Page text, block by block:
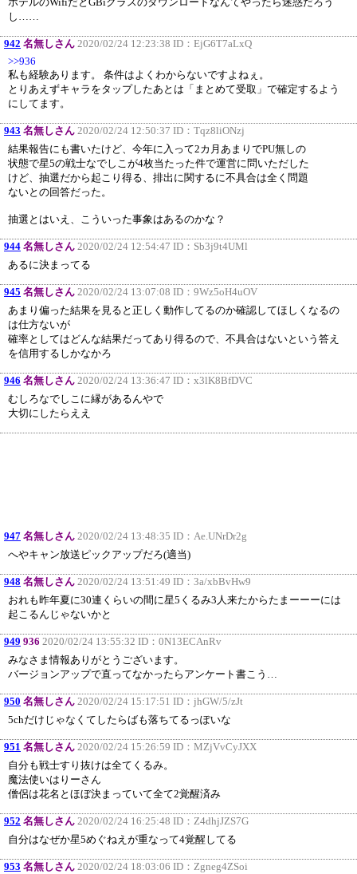
し……
942 名無しさん 2020/02/24 12:23:38 ID： EjG6T7aLxQ
>>936
私も経験あります。 条件はよくわからないですよねぇ。
とりあえずキャラをタップしたあとは「まとめて受取」で確定するよう
にしてます。
943 名無しさん 2020/02/24 12:50:37 ID： Tqz8liONzj
結果報告にも書いたけど、今年に入って2カ月あまりでPU無しの
状態で星5の戦士なでしこが4枚当たった件で運営に問いただした
けど、抽選だから起こり得る、排出に関するに不具合は全く問題
ないとの回答だった。
抽選とはいえ、こういった事象はあるのかな？
944 名無しさん 2020/02/24 12:54:47 ID： Sb3j9t4UMl
あるに決まってる
945 名無しさん 2020/02/24 13:07:08 ID： 9Wz5oH4uOV
あまり偏った結果を見ると正しく動作してるのか確認してほしくなるの
は仕方ないが
確率としてはどんな結果だってあり得るので、不具合はないという答え
を信用するしかなかろ
946 名無しさん 2020/02/24 13:36:47 ID： x3lK8BfDVC
むしろなでしこに縁があるんやで
大切にしたらええ
947 名無しさん 2020/02/24 13:48:35 ID： Ae.UNrDr2g
へやキャン放送ピックアップだろ(適当)
948 名無しさん 2020/02/24 13:51:49 ID： 3a/xbBvHw9
おれも昨年夏に30連くらいの間に星5くるみ3人来たからたまーーーには
起こるんじゃないかと
949 936 2020/02/24 13:55:32 ID： 0N13ECAnRv
みなさま情報ありがとうございます。
バージョンアップで直ってなかったらアンケート書こう…
950 名無しさん 2020/02/24 15:17:51 ID： jhGW/5/zJt
5chだけじゃなくてしたらばも落ちてるっぽいな
951 名無しさん 2020/02/24 15:26:59 ID： MZjVvCyJXX
自分も戦士すり抜けは全てくるみ。
魔法使いはりーさん
僧侶は花名とほぼ決まっていて全て2覚醒済み
952 名無しさん 2020/02/24 16:25:48 ID： Z4dhjJZS7G
自分はなぜか星5めぐねえが重なって4覚醒してる
953 名無しさん 2020/02/24 18:03:06 ID： Zgneg4ZSoi